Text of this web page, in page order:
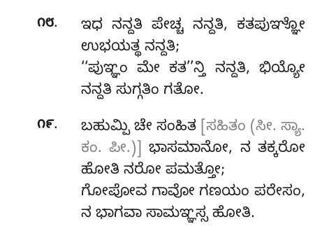
೧೮.
ಇಧ ನನ್ದತಿ ಪೇಚ್ಚ ನನ್ದತಿ, ಕತಪುಞ್ಞೋ
ಉಭಯತ್ಥ ನನ್ದತಿ;
‘‘ಪುಞ್ಞಂ ಮೇ ಕತ’’ನ್ತಿ ನನ್ದತಿ, ಭಿಯ್ಯೋ
ನನ್ದತಿ ಸುಗ್ಗತಿಂ ಗತೋ.
೧೯. ಬಹುಮ್ಪಿ ಚೇ ಸಂಹಿತ [ಸಹಿತಂ (ಸೀ. ಸ್ಯಾ.
ಕಂ. ಪೀ.)]
ಭಾಸಮಾನೋ, ನ ತಕ್ಕರೋ
ಹೋತಿ ನರೋ ಪಮತ್ತೋ;
ಗೋಪೋವ ಗಾವೋ ಗಣಯಂ ಪರೇಸಂ,
ನ ಭಾಗವಾ ಸಾಮಞ್ಞಸ್ಸ ಹೋತಿ.